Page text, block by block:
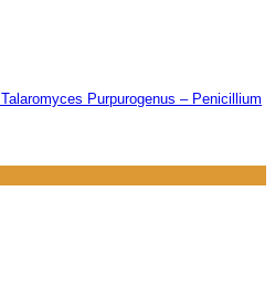
Talaromyces Purpurogenus – Penicillium